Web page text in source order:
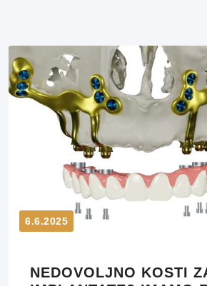
6.6.2025
NEDOVOLJNO KOSTI